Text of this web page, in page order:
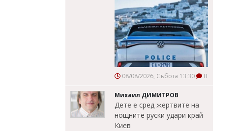
08/08/2026, Събота 13:30 0
Михаил ДИМИТРОВ
Дете е сред жертвите на
нощните руски удари край
Киев